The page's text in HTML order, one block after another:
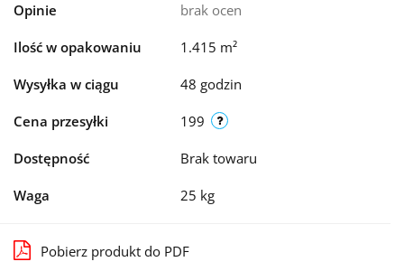
Opinie brak ocen
Ilość w opakowaniu 1.415 m²
Wysyłka w ciągu 48 godzin
Cena przesyłki 199
Dostępność Brak towaru
Waga 25 kg
Pobierz produkt do PDF